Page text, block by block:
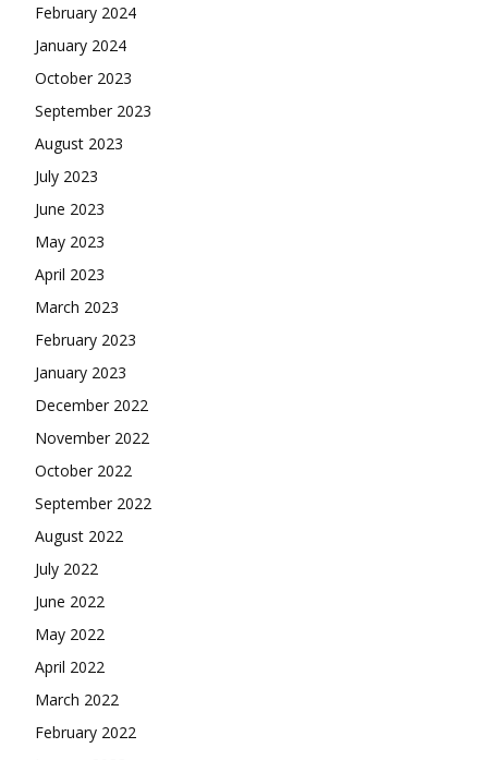
February 2024
January 2024
October 2023
September 2023
August 2023
July 2023
June 2023
May 2023
April 2023
March 2023
February 2023
January 2023
December 2022
November 2022
October 2022
September 2022
August 2022
July 2022
June 2022
May 2022
April 2022
March 2022
February 2022